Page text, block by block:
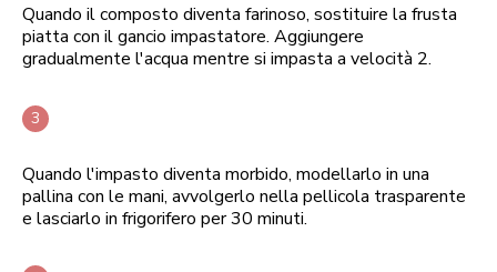
Quando il composto diventa farinoso, sostituire la frusta
piatta con il gancio impastatore. Aggiungere
gradualmente l'acqua mentre si impasta a velocità 2.
Quando l'impasto diventa morbido, modellarlo in una
pallina con le mani, avvolgerlo nella pellicola trasparente
e lasciarlo in frigorifero per 30 minuti.